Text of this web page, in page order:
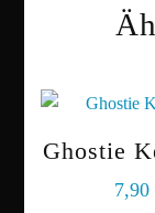
Ghostie
7,90